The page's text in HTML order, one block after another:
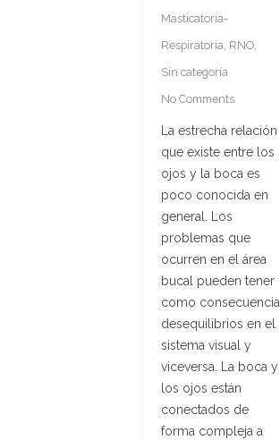
Masticatoria-
Respiratoria, RNO,
Sin categoría
No Comments
La estrecha relación
que existe entre los
ojos y la boca es
poco conocida en
general. Los
problemas que
ocurren en el área
bucal pueden tener
como consecuencia
desequilibrios en el
sistema visual y
viceversa. La boca y
los ojos están
conectados de
forma compleja a